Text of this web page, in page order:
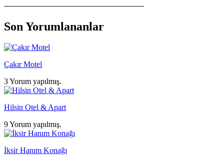
--------------------------------------------------------
Son Yorumlananlar
Çakır Motel
3 Yorum yapılmış.
Hilsin Otel & Apart
9 Yorum yapılmış.
İksir Hanım Konağı